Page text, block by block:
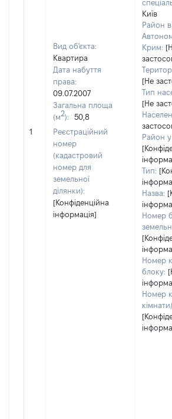
1
Вид об'єкта:
Квартира
Дата набуття
права:
09.07.2007
Загальна площа
(м2):
50,8
Реєстраційний
номер
(кадастровий
номер для
земельної
ділянки):
[Конфіденційна
інформація]
Київ
Район в
Крим:
[Не
Тип
[Не
Район у
Тип:
Назва:
Номер
Номер
блоку:
Номер